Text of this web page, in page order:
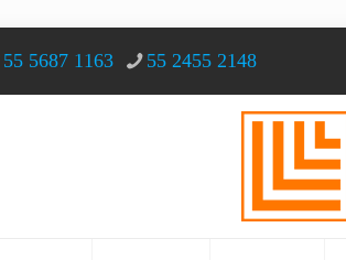
55 5687 1163 55 2455 2148